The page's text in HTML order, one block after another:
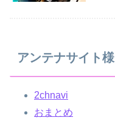
アンテナサイト様
2chnavi
おまとめ